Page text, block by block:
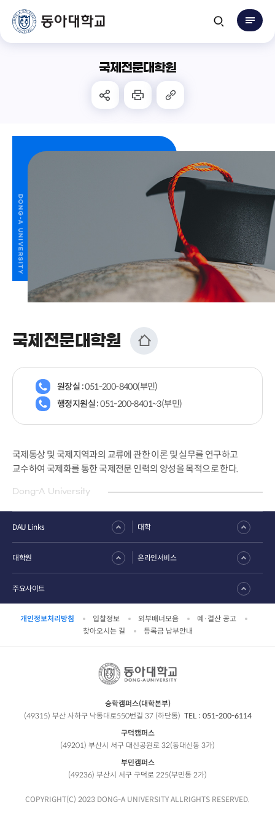
국제전문대학원
국제전문대학원
원장실 :051-200-8400(부민)
행정지원실 :051-200-8401~3(부민)
국제통상 및 국제지역과의 교류에 관한 이론 및 실무를 연구하고
교수하여 국제화를 통한 국제전문 인력의 양성을 목적으로 한다.
Dong-A University
개인정보처리방침 입찰정보 외부배너모음
예·결산 공고
찾아오시는 길
등록금 납부안내
DAU Links 대학
대학원 온라인서비스
주요사이트
승학캠퍼스(대학본부)
(49315) 부산 사하구 낙동대로550번길 37 (하단동) TEL : 051-200-6114
구덕캠퍼스
(49201) 부산시 서구 대신공원로 32(동대신동 3가)
부민캠퍼스
(49236) 부산시 서구 구덕로 225(부민동 2가)
COPYRIGHT(C) 2023 DONG-A UNIVERSITY ALLRIGHTS RESERVED.